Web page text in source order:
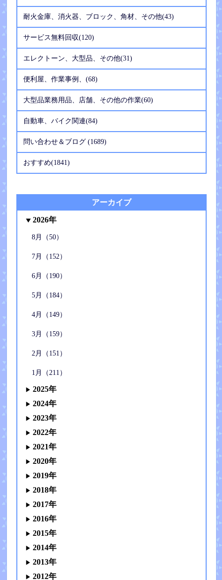
耐火金庫、消火器、ブロック、角材、その他(43)
サービス無料回収(120)
エレクトーン、大型品、その他(31)
便利屋、作業事例、(68)
大型品業務用品、店舗、その他の作業(60)
自動車、バイク関連(84)
問い合わせ＆ブログ (1689)
おすすめ(1841)
アーカイブ
2026年
8月（50）
7月（152）
6月（190）
5月（184）
4月（149）
3月（159）
2月（151）
1月（211）
2025年
2024年
2023年
2022年
2021年
2020年
2019年
2018年
2017年
2016年
2015年
2014年
2013年
2012年